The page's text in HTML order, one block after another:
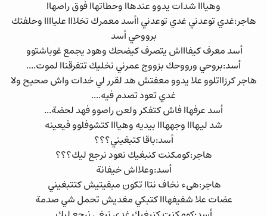
وهيااا شدات يدوو عندهاا وحطاتهاا فوق راصهاا
هاجر:غدي توعدني غدي توعدني اأسد معمرك تخلااا علياااا وحلفتك
برووحي أسد
أسد معرف كيفاااش يتصرف كيضحك وهود يجمع غوباشتوو
أسد:بروحي ورووحك بزووج عمرني نخليك تتفرقناا لموت....
هاجر كرزااتلوو علا يدوو معفتش هد لقرر لي خدات واش صحيح ولا
غدي تعود تصدم فيه....
أسد عرفهاا فاش كتفكر ولعن راصوو فهد لحضة...
شد ليهااا وجههااا بيديه وهيااا كتشوفلوو فيعينه
أسد:باقا كتبغيني؟؟؟
هاجر:كومكنت كنبغيك نعود نرجع ليك؟؟؟
أسد:وعلااش خيفانة
هاجر:هىء نخاف نتاا تكون مبقيتيش كتتبغيني
عضات علا شفيفهااا كتبكي مغديش تحمل شي صدمة